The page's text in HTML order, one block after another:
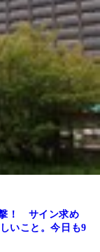
！ サイン求め
いこと。今日も9